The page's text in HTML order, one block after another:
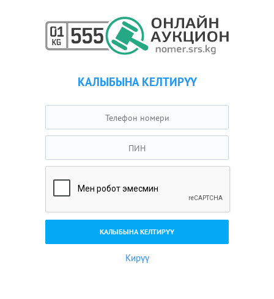
КАЛЫБЫНА КЕЛТИРҮҮ
Кирүү